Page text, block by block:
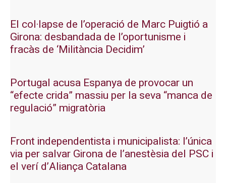
El col·lapse de l’operació de Marc Puigtió a
Girona: desbandada de l’oportunisme i
fracàs de ‘Militància Decidim’
Portugal acusa Espanya de provocar un
“efecte crida” massiu per la seva “manca de
regulació” migratòria
Front independentista i municipalista: l’única
via per salvar Girona de l’anestèsia del PSC i
el verí d’Aliança Catalana